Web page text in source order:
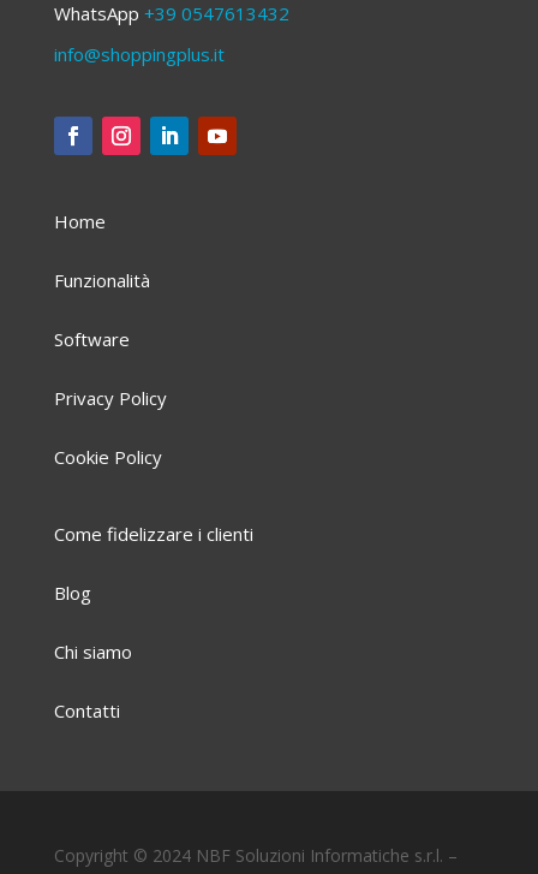
WhatsApp +39 0547613432
info@shoppingplus.it
Home
Funzionalità
Software
Privacy Policy
Cookie Policy
Come fidelizzare i clienti
Blog
Chi siamo
Contatti
Copyright © 2024 NBF Soluzioni Informatiche s.r.l. –